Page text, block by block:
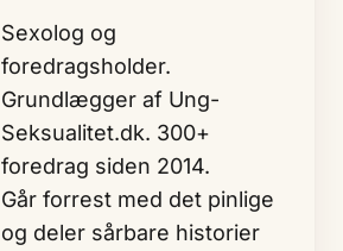
Sexolog og
foredragsholder.
Grundlægger af Ung-
Seksualitet.dk. 300+
foredrag siden 2014.
Går forrest med det pinlige
og deler sårbare historier